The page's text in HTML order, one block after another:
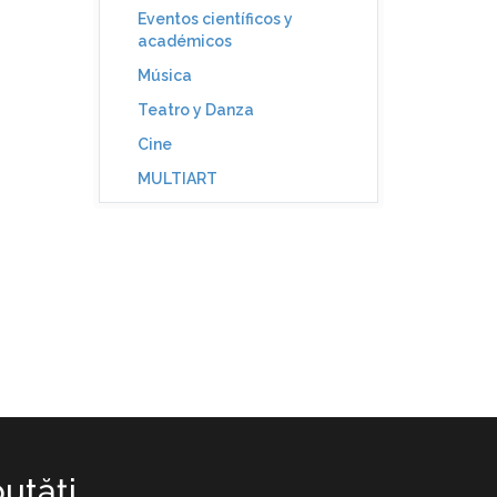
Eventos científicos y
académicos
Música
Teatro y Danza
Cine
MULTIART